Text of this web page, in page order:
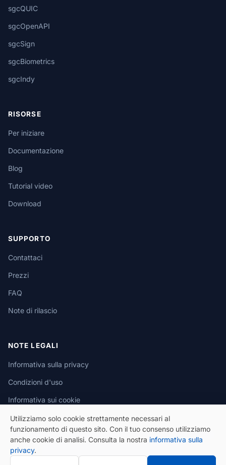
sgcQUIC
sgcOpenAPI
sgcSign
sgcBiometrics
sgcIndy
RISORSE
Per iniziare
Documentazione
Blog
Tutorial video
Download
SUPPORTO
Contattaci
Prezzi
FAQ
Note di rilascio
NOTE LEGALI
Informativa sulla privacy
Condizioni d'uso
Informativa sui cookie
Utilizziamo solo cookie strettamente necessari al
funzionamento di questo sito. Con il tuo consenso utilizziamo
anche cookie di analisi. Consulta la nostra informativa sulla
privacy.